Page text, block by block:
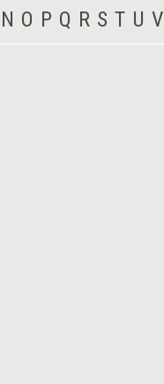
N O P Q R S T U V